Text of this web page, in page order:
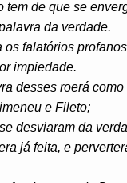
tem de que se
da verdade.
os falatórios
impiedade.
desses roerá
e Fileto;
desviaram da
já feita, e